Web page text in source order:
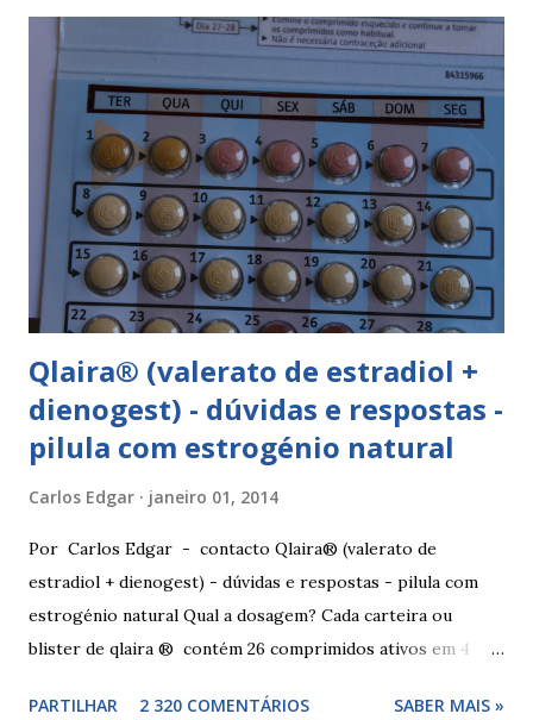
Qlaira® (valerato de estradiol +
dienogest) - dúvidas e respostas -
pilula com estrogénio natural
Carlos Edgar janeiro 01, 2014
Por Carlos Edgar - contacto Qlaira® (valerato de
estradiol + dienogest) - dúvidas e respostas - pilula com
estrogénio natural Qual a dosagem? Cada carteira ou
blister de qlaira ® contém 26 comprimidos ativos em 4
comprimidos inativos brancos na linha 4. Dosagem
PARTILHAR 2 320 COMENTÁRIOS SABER MAIS »